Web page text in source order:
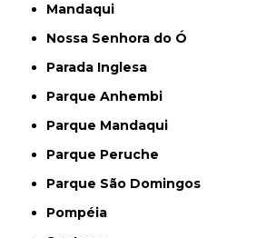
Mandaqui
Nossa Senhora do Ó
Parada Inglesa
Parque Anhembi
Parque Mandaqui
Parque Peruche
Parque São Domingos
Pompéia